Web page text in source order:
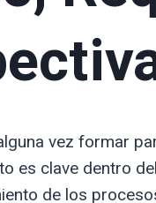
vez formar
es clave dentro
de los